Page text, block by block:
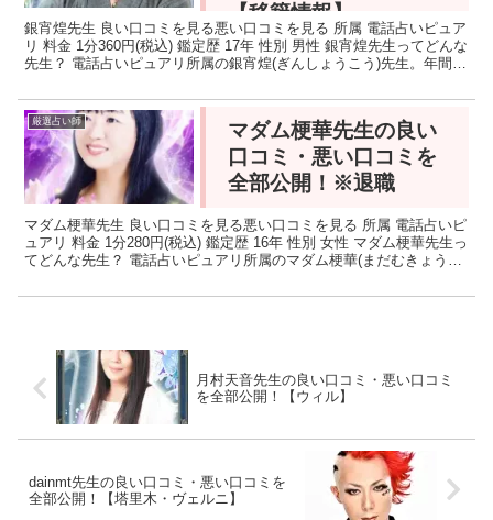
【移籍情報】
銀宵煌先生 良い口コミを見る悪い口コミを見る 所属 電話占いピュア
リ 料金 1分360円(税込) 鑑定歴 17年 性別 男性 銀宵煌先生ってどんな
先生？ 電話占いピュアリ所属の銀宵煌(ぎんしょうこう)先生。年間
厳選占い師
マダム梗華先生の良い
口コミ・悪い口コミを
全部公開！※退職
マダム梗華先生 良い口コミを見る悪い口コミを見る 所属 電話占いピ
ュアリ 料金 1分280円(税込) 鑑定歴 16年 性別 女性 マダム梗華先生っ
てどんな先生？ 電話占いピュアリ所属のマダム梗華(まだむきょうか)
月村天音先生の良い口コミ・悪い口コミ
を全部公開！【ウィル】
dainmt先生の良い口コミ・悪い口コミを
全部公開！【塔里木・ヴェルニ】